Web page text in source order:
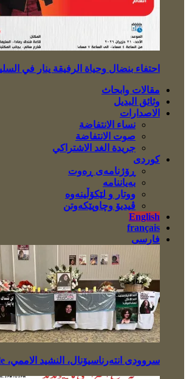
احتفاء بنضال وحياة الرفيقة ينار في
مقالات وابحاث
وثائق البديل
الاصدارات
نساء الانتفاضة
صوت الانتفاضة
جريدة الغد الاشتراكي
کوردی
ڕۆژنامەی ڕەوت
بەیاننامە
ووتار و لێکۆڵینەوە
ڤیدیۆ وچاوپێکەوتن
English
français
فارسی
سروودی انتەرناسیۆنال، النشيد الاممي، Internationale